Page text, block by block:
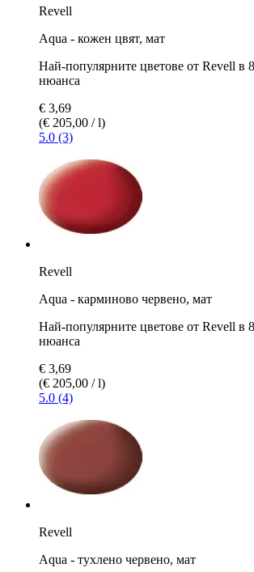
Revell
Aqua - кожен цвят, мат
Най-популярните цветове от Revell в
нюанса
€ 3,69
(€ 205,00 / l)
5.0 (3)
Revell
Aqua - карминово червено, мат
Най-популярните цветове от Revell в
нюанса
€ 3,69
(€ 205,00 / l)
5.0 (4)
Revell
Aqua - тухлено червено, мат